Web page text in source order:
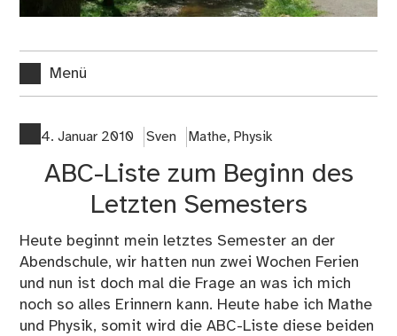
Menü
4. Januar 2010 Sven Mathe, Physik
ABC-Liste zum Beginn des
Letzten Semesters
Heute beginnt mein letztes Semester an der
Abendschule, wir hatten nun zwei Wochen Ferien
und nun ist doch mal die Frage an was ich mich
noch so alles Erinnern kann. Heute habe ich Mathe
und Physik, somit wird die ABC-Liste diese beiden